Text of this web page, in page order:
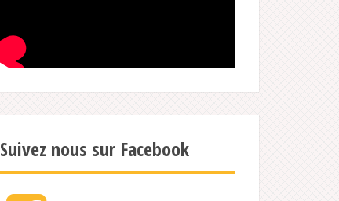
Suivez nous sur Facebook